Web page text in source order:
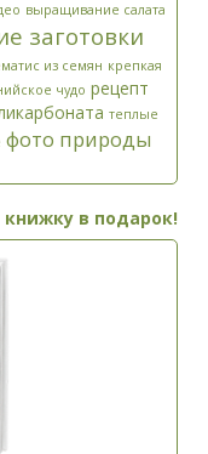
выращивание салата
заготовки
из семян крепкая
чудо рецепт
теплые
фото природы
книжку в подарок!